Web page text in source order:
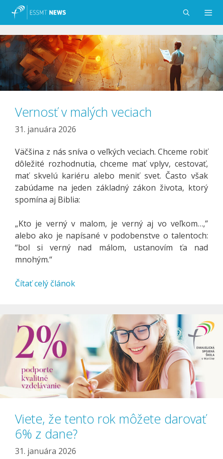
Preskočiť
Menu
Vernosť v malých veciach
31. januára 2026
Väčšina z nás sníva o veľkých veciach. Chceme robiť
dôležité rozhodnutia, chceme mať vplyv, cestovať,
mať skvelú kariéru alebo meniť svet. Často však
zabúdame na jeden základný zákon života, ktorý
spomína aj Biblia:
„Kto je verný v malom, je verný aj vo veľkom…,”
alebo ako je napísané v podobenstve o talentoch:
“bol si verný nad málom, ustanovím ťa nad
mnohým.“
Čítať celý článok
Viete, že tento rok môžete darovať
6% z dane?
31. januára 2026